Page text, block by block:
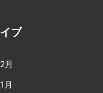
ブ
月
月